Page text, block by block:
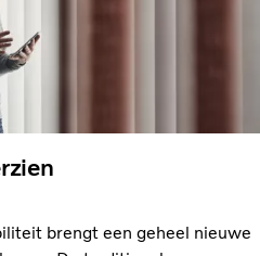
brengt een geheel nieuwe